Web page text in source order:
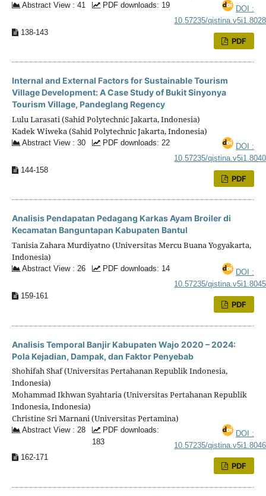
Abstract View : 41 PDF downloads: 19
DOI :
10.57235/qistina.v5i1.8028
138-143
PDF
Internal and External Factors for Sustainable Tourism
Village Development: A Case Study of Bukit Sinyonya
Tourism Village, Pandeglang Regency
Lulu Larasati (Sahid Polytechnic Jakarta, Indonesia)
Kadek Wiweka (Sahid Polytechnic Jakarta, Indonesia)
Abstract View : 30 PDF downloads: 22
DOI :
10.57235/qistina.v5i1.8040
144-158
PDF
Analisis Pendapatan Pedagang Karkas Ayam Broiler di
Kecamatan Banguntapan Kabupaten Bantul
Tanisia Zahara Murdiyatno (Universitas Mercu Buana Yogyakarta,
Indonesia)
Abstract View : 26 PDF downloads: 14
DOI :
10.57235/qistina.v5i1.8045
159-161
PDF
Analisis Temporal Banjir Kabupaten Wajo 2020 – 2024:
Pola Kejadian, Dampak, dan Faktor Penyebab
Shohifah Shaf (Universitas Pertahanan Republik Indonesia,
Indonesia)
Mohammad Ikhwan Syahtaria (Universitas Pertahanan Republik
Indonesia, Indonesia)
Christine Sri Marnani (Universitas Pertamina)
Abstract View : 28
PDF downloads:
183
DOI :
10.57235/qistina.v5i1.8046
162-171
PDF